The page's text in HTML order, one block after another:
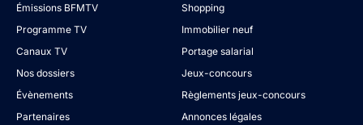
Émissions BFMTV
Programme TV
Canaux TV
Nos dossiers
Évènements
Partenaires
Shopping
Immobilier neuf
Portage salarial
Jeux-concours
Règlements jeux-concours
Annonces légales